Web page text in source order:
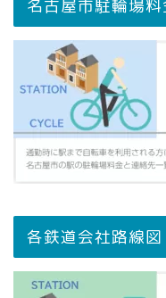
名古屋市駐輪場
各鉄道会社路線図